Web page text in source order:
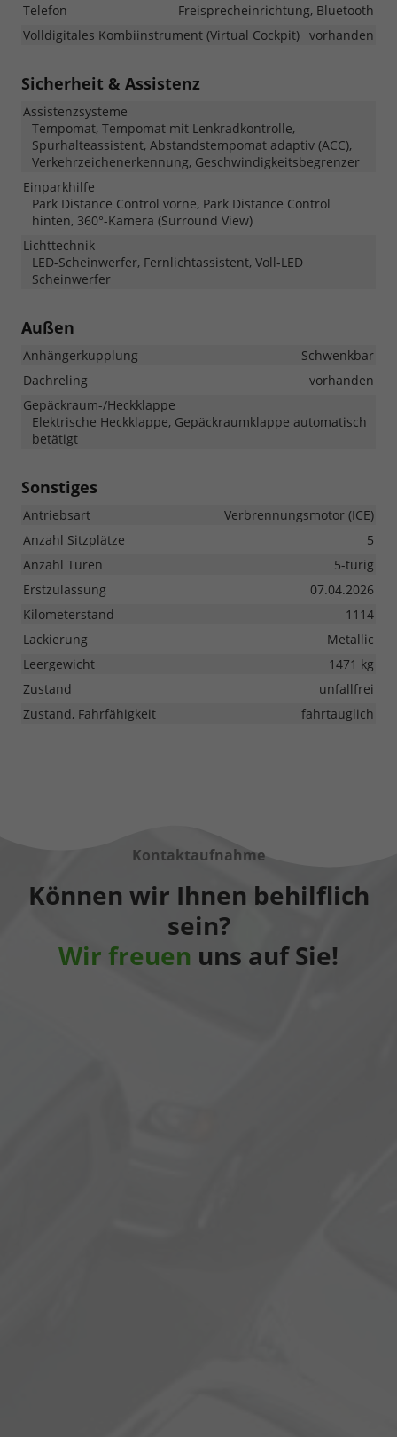
Telefon
Freisprecheinrichtung, Bluetooth
Volldigitales Kombiinstrument (Virtual Cockpit) vorhanden
Sicherheit & Assistenz
Assistenzsysteme
Tempomat, Tempomat mit Lenkradkontrolle,
Spurhalteassistent, Abstandstempomat adaptiv (ACC),
Verkehrzeichenerkennung, Geschwindigkeitsbegrenzer
Einparkhilfe
Park Distance Control vorne, Park Distance Control
hinten, 360°-Kamera (Surround View)
Lichttechnik
LED-Scheinwerfer, Fernlichtassistent, Voll-LED
Scheinwerfer
Außen
Anhängerkupplung
Schwenkbar
Dachreling
vorhanden
Gepäckraum-/Heckklappe
Elektrische Heckklappe, Gepäckraumklappe automatisch
betätigt
Sonstiges
Antriebsart
Verbrennungsmotor (ICE)
Anzahl Sitzplätze
5
Anzahl Türen
5-türig
Erstzulassung
07.04.2026
Kilometerstand
1114
Lackierung
Metallic
Leergewicht
1471 kg
Zustand
unfallfrei
Zustand, Fahrfähigkeit
fahrtauglich
Kontaktaufnahme
Können wir Ihnen behilflich
sein?
Wir freuen uns auf Sie!